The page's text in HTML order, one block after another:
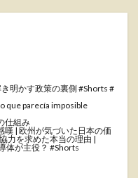
明かす政策の裏側 #Shorts #
que parecía imposible
仕組み
嘆 | 欧州が気づいた日本の価
力を求めた本当の理由 |
体が主役？ #Shorts